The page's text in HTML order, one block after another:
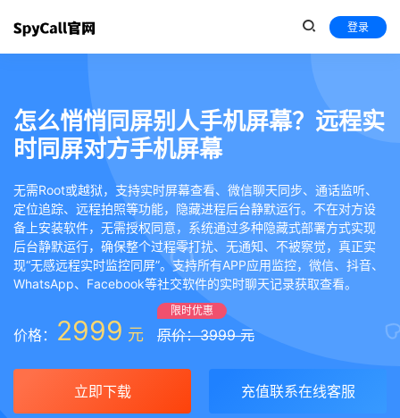
登录
怎么悄悄同屏别人手机屏幕？远程实
时同屏对方手机屏幕
无需Root或越狱，支持实时屏幕查看、微信聊天同步、通话监听、
定位追踪、远程拍照等功能，隐藏进程后台静默运行。不在对方设
备上安装软件，无需授权同意，系统通过多种隐藏式部署方式实现
后台静默运行，确保整个过程零打扰、无通知、不被察觉，真正实
现“无感远程实时监控同屏”。支持所有APP应用监控，微信、抖音、
WhatsApp、Facebook等社交软件的实时聊天记录获取查看。
价格： 2999 元
限时优惠
原价：3999 元
立即下载 充值联系在线客服